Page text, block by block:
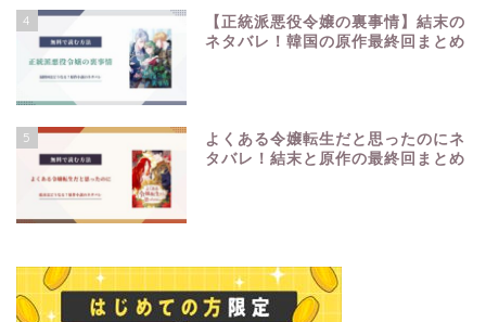
4
【正統派悪役令嬢の裏事情】結末の
ネタバレ！韓国の原作最終回まとめ
5
よくある令嬢転生だと思ったのにネ
タバレ！結末と原作の最終回まとめ